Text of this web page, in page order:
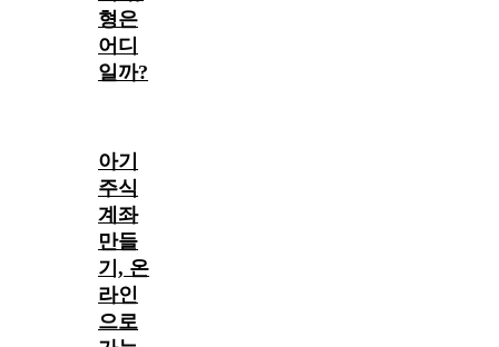
형은
어디
일까?
아기
주식
계좌
만들
기, 온
라인
으로